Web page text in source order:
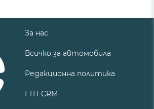
За нас
Всичко за автомобила
Редакционна политика
ГТП CRM